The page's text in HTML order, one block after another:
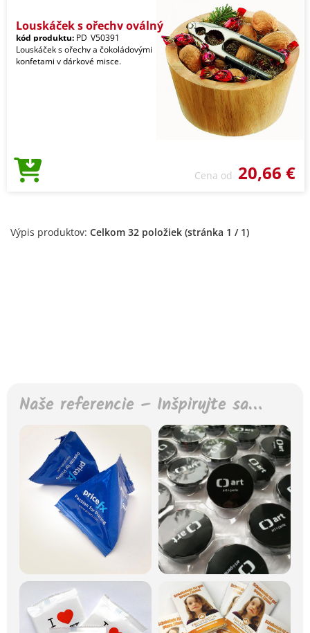
Louskáček s ořechy oválný
kód produktu: PD_V50391
Louskáček s ořechy a čokoládovými
konfetami v dárkové misce.
Cena od 20,66 €
Výpis produktov: Celkom 32 položiek (stránka 1 / 1)
Naše referencie – Inšpirujte sa…